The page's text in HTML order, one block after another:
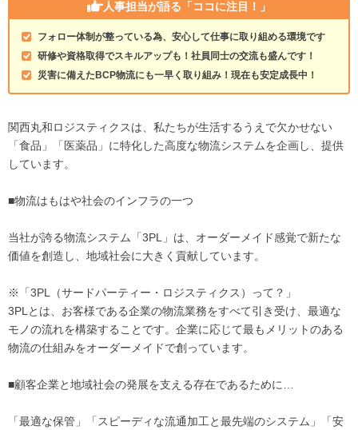
人事担当が語る 「ココに注目！」
フォロー体制が整っている為、安心して仕事に取り組める環境です
研修や資格取得でスキルアップも！社員同士の交流も盛んです！
災害に備えたBCP物流にも一早く取り組み！現在も安定成長中！
関西丸和ロジスティクスは、私たちが生活するうえで欠かせない
「食品」「医薬品」に特化した高度な物流システムを企画し、提供
しています。
■物流はもはや社会のインフラの一つ
当社が誇る物流システム「3PL」は、オーダーメイド感覚で新たな
価値を創造し、地域社会に大きく貢献しています。
※「3PL（サードパーティー・ロジスティクス）って？」
3PLとは、お客様である企業の物流業務をすべて引き受け、最適な
モノの流れを構築することです。企業に応じて最もメリットのある
物流の仕組みをオーダーメイドで創っています。
■顧客企業と地域社会の発展を支える存在であるために…
「最適な保管」「スピーディな流通加工と最先端のシステム」「安